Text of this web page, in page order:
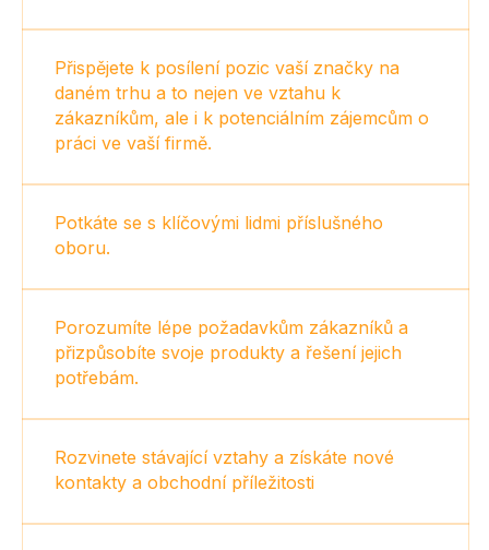
Přispějete k posílení pozic vaší značky na
daném trhu a to nejen ve vztahu k
zákazníkům, ale i k potenciálním zájemcům o
práci ve vaší firmě.
Potkáte se s klíčovými lidmi příslušného
oboru.
Porozumíte lépe požadavkům zákazníků a
přizpůsobíte svoje produkty a řešení jejich
potřebám.
Rozvinete stávající vztahy a získáte nové
kontakty a obchodní příležitosti